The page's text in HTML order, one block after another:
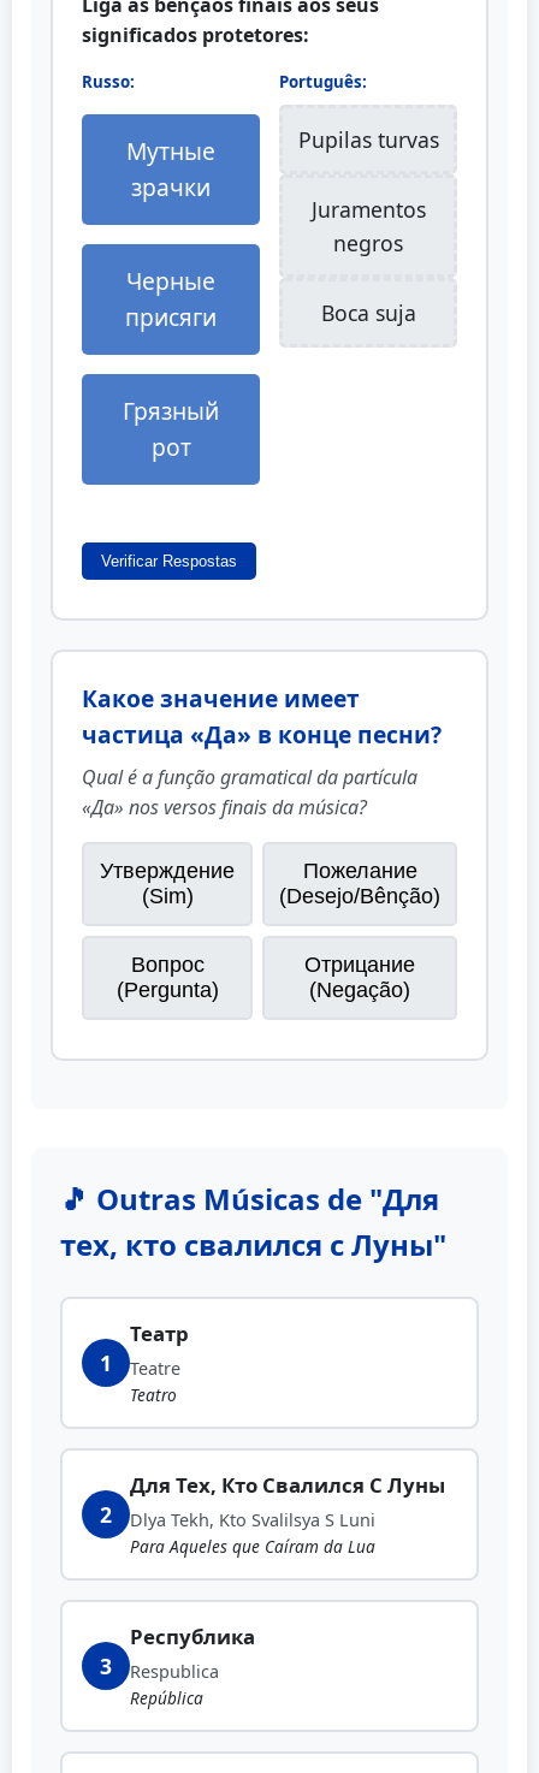
Liga as bênçãos finais aos seus
significados protetores:
Russo:
Мутные
зрачки
Черные
присяги
Грязный
рот
Português:
Pupilas turvas
Juramentos
negros
Boca suja
Verificar Respostas
Какое значение имеет
частица «Да» в конце песни?
Qual é a função gramatical da partícula
«Да» nos versos finais da música?
Утверждение
(Sim)
Пожелание
(Desejo/Bênção)
Вопрос
(Pergunta)
Отрицание
(Negação)
🎵 Outras Músicas de "Для
тех, кто свалился с Луны"
1
Театр
Teatre
Teatro
2
Для Тех, Кто Свалился С Луны
Dlya Tekh, Kto Svalilsya S Luni
Para Aqueles que Caíram da Lua
3
Республика
Respublica
República